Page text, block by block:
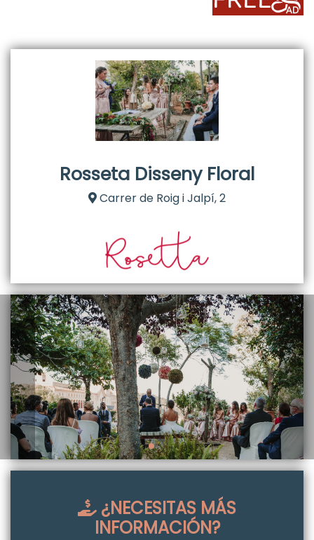
Rosseta Disseny Floral
Carrer de Roig i Jalpí, 2
¿NECESITAS MÁS
INFORMACIÓN?